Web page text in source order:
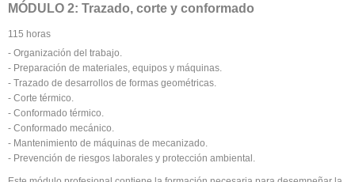
MÓDULO 2: Trazado, corte y conformado
115 horas
- Organización del trabajo.
- Preparación de materiales, equipos y máquinas.
- Trazado de desarrollos de formas geométricas.
- Corte térmico.
- Conformado térmico.
- Conformado mecánico.
- Mantenimiento de máquinas de mecanizado.
- Prevención de riesgos laborales y protección ambiental.